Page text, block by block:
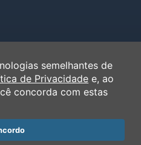
semelhantes de
de Privacidade e, ao
concorda com estas